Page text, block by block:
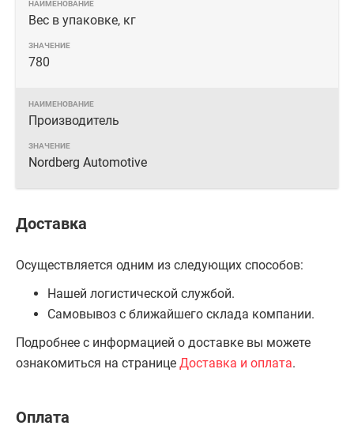
Вес в упаковке, кг
780
Производитель
Nordberg Automotive
Доставка
Осуществляется одним из следующих способов:
Нашей логистической службой.
Самовывоз с ближайшего склада компании.
Подробнее с информацией о доставке вы можете
ознакомиться на странице Доставка и оплата.
Оплата